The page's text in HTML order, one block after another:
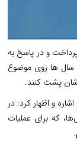
پرداخت و در پاسخ به
سال ها روی موضوع
پشت کنند.
و اظهار کرد: در
که برای عملیات